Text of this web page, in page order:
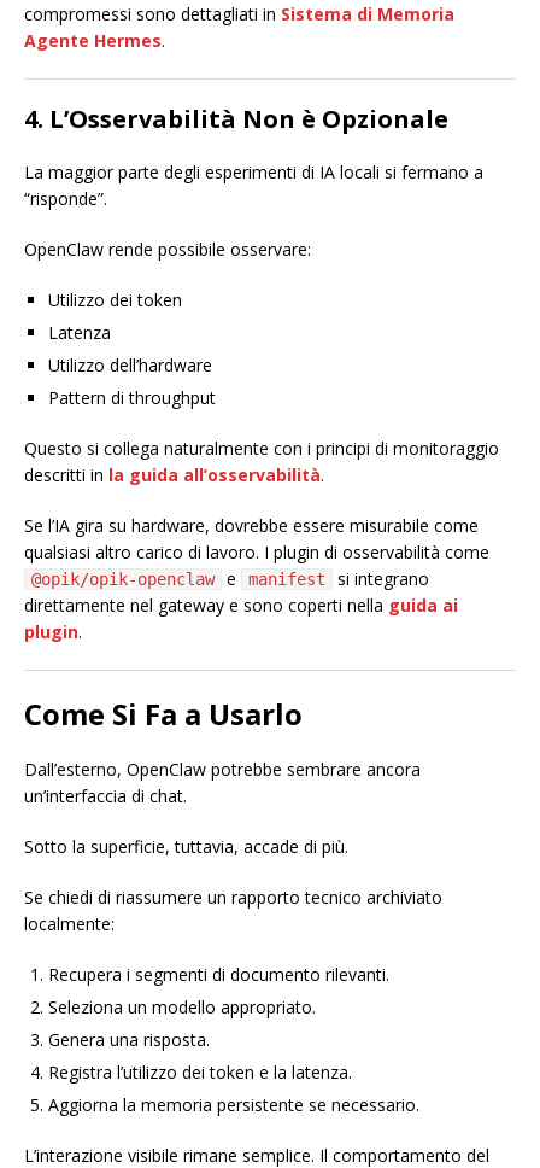
compromessi sono dettagliati in Sistema di Memoria
Agente Hermes.
4. L’Osservabilità Non è Opzionale
La maggior parte degli esperimenti di IA locali si fermano a
“risponde”.
OpenClaw rende possibile osservare:
Utilizzo dei token
Latenza
Utilizzo dell’hardware
Pattern di throughput
Questo si collega naturalmente con i principi di monitoraggio
descritti in la guida all’osservabilità.
Se l’IA gira su hardware, dovrebbe essere misurabile come
qualsiasi altro carico di lavoro. I plugin di osservabilità come
@opik/opik-openclaw e manifest
si integrano
direttamente nel gateway e sono coperti nella guida ai
plugin.
Come Si Fa a Usarlo
Dall’esterno, OpenClaw potrebbe sembrare ancora
un’interfaccia di chat.
Sotto la superficie, tuttavia, accade di più.
Se chiedi di riassumere un rapporto tecnico archiviato
localmente:
Recupera i segmenti di documento rilevanti.
Seleziona un modello appropriato.
Genera una risposta.
Registra l’utilizzo dei token e la latenza.
Aggiorna la memoria persistente se necessario.
L’interazione visibile rimane semplice. Il comportamento del